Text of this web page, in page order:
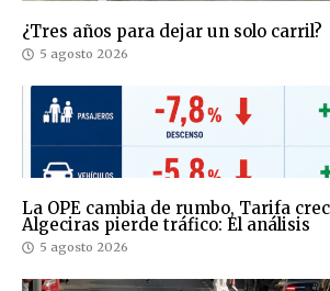
¿Tres años para dejar un solo carril?
5 agosto 2026
La OPE cambia de rumbo, Tarifa
Algeciras pierde tráfico: El análisis
5 agosto 2026